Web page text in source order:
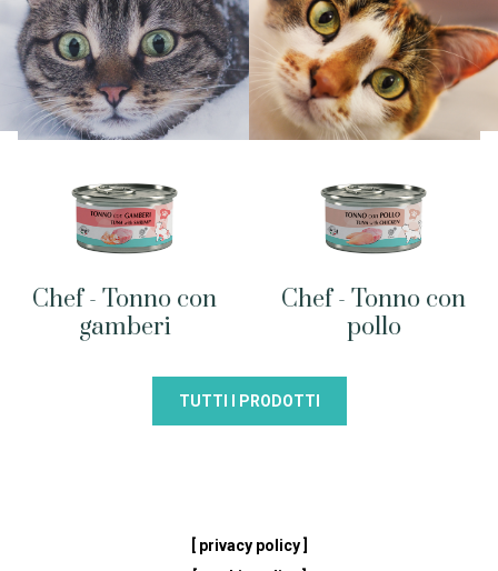
Chef - Tonno con
gamberi
Chef - Tonno con
pollo
TUTTI I PRODOTTI
[ privacy policy ]